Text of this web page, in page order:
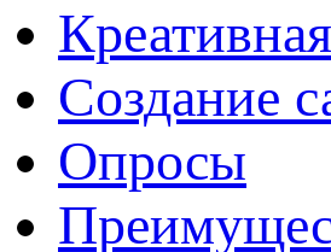
Создание
Опросы